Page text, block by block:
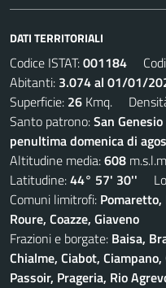
DATI TERRITORIALI
Codice ISTAT:001184
Abitanti: 3.074 al 01/01/
Superficie: 26 Kmq.
Santo patrono:San
penultima domenica di
Altitudine media:608
Latitudine:44° 57' 30''
Comuni limitrofi: Pomaretto,
Roure, Coazze, Giaveno
Frazioni e borgate: Baisa,
Chialme, Ciabot,
Passoir, Prageria, Rio